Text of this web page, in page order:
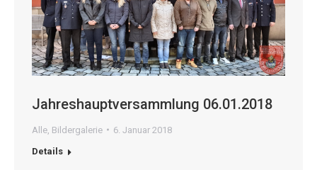
Jahreshauptversammlung 06.01.2018
Alle Bildergalerie
6. Januar 2018
Details